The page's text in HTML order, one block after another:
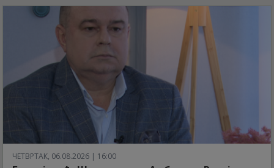
ЧЕТВРТАК, 06.08.2026 | 16:00